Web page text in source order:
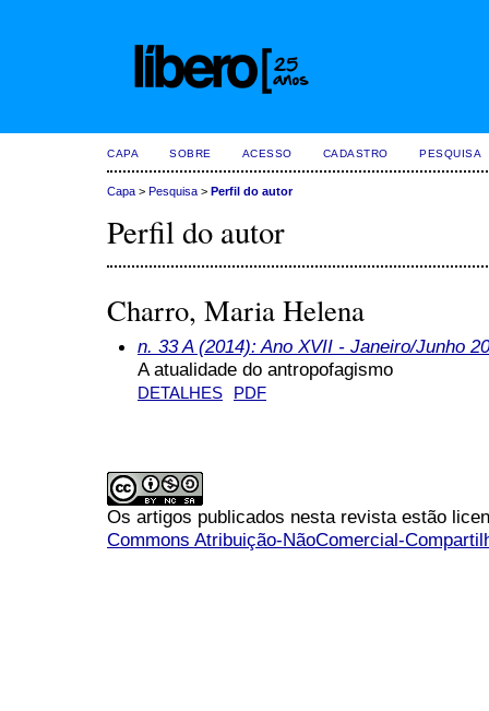
CAPA SOBRE ACESSO CADASTRO PESQUISA
Capa > Pesquisa > Perfil do autor
Perfil do autor
Charro, Maria Helena
n. 33 A (2014): Ano XVII - Janeiro/Junho
A atualidade do antropofagismo
DETALHES PDF
Os artigos publicados nesta revista estão
Commons Atribuição-NãoComercial-